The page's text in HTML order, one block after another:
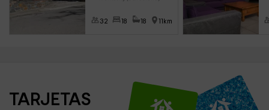
32 18 18 11km
TARJETAS